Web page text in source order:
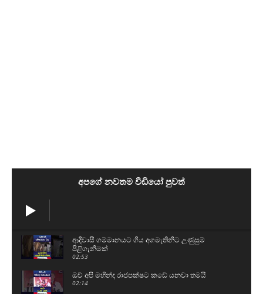
අපගේ නවතම වීඩියෝ පුවත්
ආදිවාසී ගම්මානයට ගිය අගමැතිනිට උණුසුම්
පිළිගැනීමක්
02:53
ඔව් අපි මහින්ද රාජපක්ෂට කඩේ යනවා තමයි
02:14